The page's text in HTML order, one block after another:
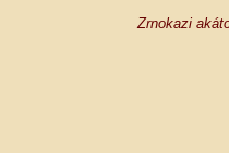
Zrnokazi